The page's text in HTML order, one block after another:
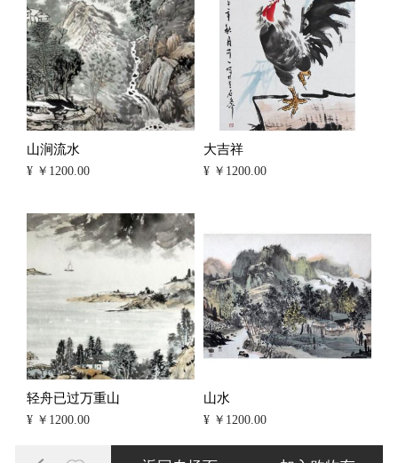
山涧流水
¥ ￥1200.00
大吉祥
¥ ￥1200.00
轻舟已过万重山
¥ ￥1200.00
山水
¥ ￥1200.00